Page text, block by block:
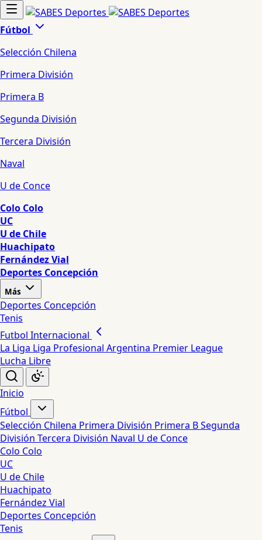
Fútbol
Selección Chilena
Primera División
Primera B
Segunda División
Tercera División
Naval
U de Conce
Colo Colo
UC
U de Chile
Huachipato
Fernández Vial
Deportes Concepción
Más
Deportes Concepción
Tenis
Futbol Internacional
La Liga Liga Profesional Argentina Premier League
Lucha Libre
Inicio
Fútbol
Selección Chilena Primera División Primera BSegunda
División Tercera División Naval U de Conce
Colo Colo
UC
U de Chile
Huachipato
Fernández Vial
Deportes Concepción
Tenis